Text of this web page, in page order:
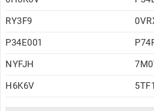
RY3F9
P34E001
NYFJH
H6K6V